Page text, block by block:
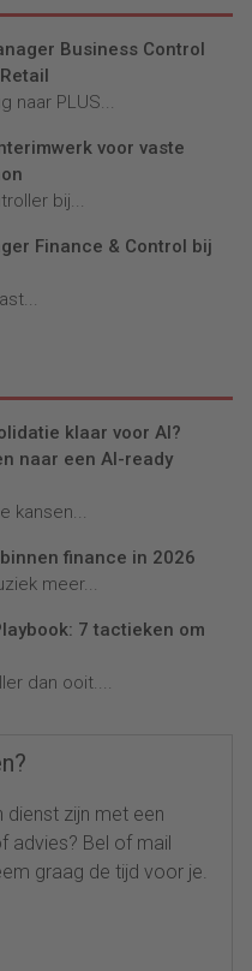
Business Control
naar PLUS...
voor vaste
bij...
Finance & Control bij
klaar voor AI?
naar een AI-ready
kansen...
finance in 2026
meer...
7 tactieken om
dan ooit....
dienst zijn met een
advies? Bel of mail
graag de tijd voor je.